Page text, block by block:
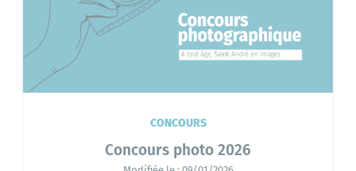
CONCOURS
Concours photo 2026